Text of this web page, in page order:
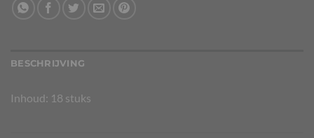
BESCHRIJVING
Inhoud: 18 stuks